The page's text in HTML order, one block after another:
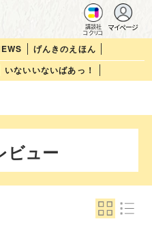
講談社
コクリコ
マイページ
げんきのえほん
いないいないばあっ！
ビュー